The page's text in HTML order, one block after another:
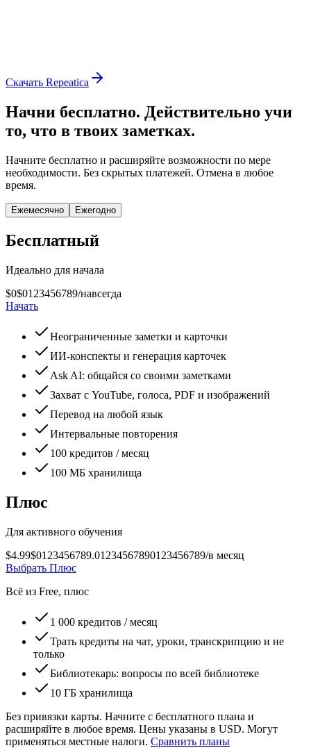
Скачать Repeatica
Начни бесплатно. Действительно учи
то, что в твоих заметках.
Начните бесплатно и расширяйте возможности по мере
необходимости. Без скрытых платежей. Отмена в любое
время.
Ежемесячно Ежегодно
Бесплатный
Идеально для начала
$0$01 23456789/навсегда
Начать
Неограниченные заметки и карточки
ИИ-конспекты и генерация карточек
Ask AI: общайся со своими заметками
Захват с YouTube, голоса, PDF и изображений
Перевод на любой язык
Интервальные повторения
100 кредитов / месяц
100 МБ хранилища
Плюс
Для активного обучения
$4.99$01 23456789.01 2345678901 23456789/в месяц
Выбрать Плюс
Всё из Free, плюс
1 000 кредитов / месяц
Трать кредиты на чат, уроки, транскрипцию и не
только
Библиотекарь: вопросы по всей библиотеке
10 ГБ хранилища
Без привязки карты. Начните с бесплатного плана и
расширяйте в любое время. Цены указаны в USD. Могут
применяться местные налоги. Сравнить планы